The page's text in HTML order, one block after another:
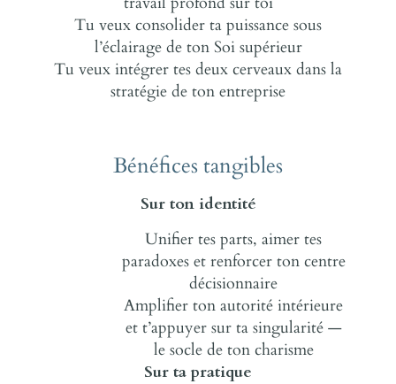
Tu veux consolider ta puissance sous
l’éclairage de ton Soi supérieur
Tu veux intégrer tes deux cerveaux dans la
stratégie de ton entreprise
Bénéfices tangibles
Sur ton identité
Unifier tes parts, aimer tes
paradoxes et renforcer ton centre
décisionnaire
Amplifier ton autorité intérieure
et t’appuyer sur ta singularité —
le socle de ton charisme
Sur ta pratique